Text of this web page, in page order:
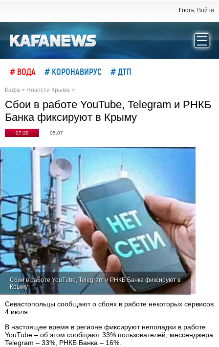
Гость, Войти
# ВОДА # КОРОНАВИРУС # ДТП
Кафа > Новости Крыма >
Сбои в работе YouTube, Telegram и РНКБ
Банка фиксируют в Крыму
07:28 05.07
Сбои в работе YouTube, Telegram и РНКБ Банка фиксируют в
Крыму
Севастопольцы сообщают о сбоях в работе некоторых сервисов
4 июля.
В настоящее время в регионе фиксируют неполадки в работе
YouTube – об этом сообщают 33% пользователей, мессенджера
Telegram – 33%, РНКБ Банка – 16%.